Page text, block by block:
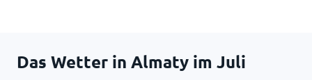
Das Wetter in Almaty im Juli